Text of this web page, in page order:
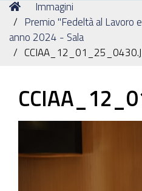
Commercio
di
Modena
sei
qui:
Home
Immagini
Premio "Fedeltà al Lavoro
anno 2024 - Sala